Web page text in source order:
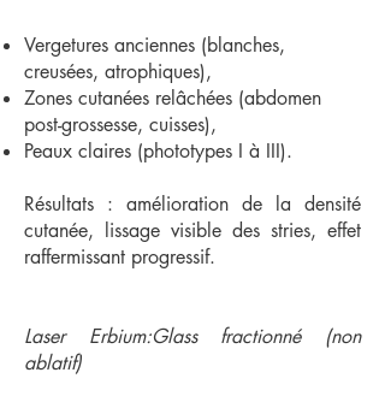
Vergetures anciennes (blanches,
creusées, atrophiques),
Zones cutanées relâchées (abdomen
post-grossesse, cuisses),
Peaux claires (phototypes I à III).
Résultats : amélioration de la densité
cutanée, lissage visible des stries, effet
raffermissant progressif.
Laser Erbium:Glass fractionné (non
ablatif)